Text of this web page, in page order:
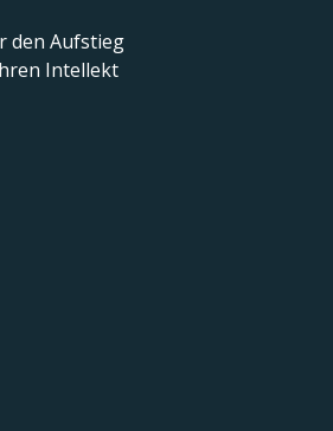
den Aufstieg
Intellekt